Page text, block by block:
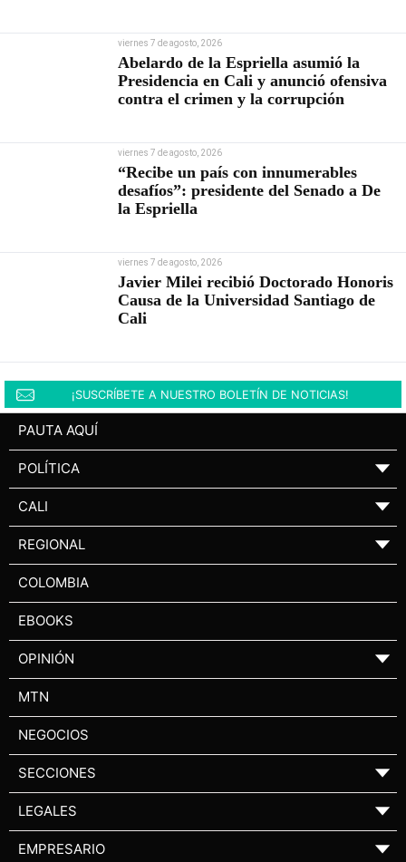
viernes 7 de agosto, 2026
Abelardo de la Espriella asumió la
Presidencia en Cali y anunció ofensiva
contra el crimen y la corrupción
viernes 7 de agosto, 2026
“Recibe un país con innumerables
desafíos”: presidente del Senado a De
la Espriella
viernes 7 de agosto, 2026
Javier Milei recibió Doctorado Honoris
Causa de la Universidad Santiago de
Cali
¡SUSCRÍBETE A NUESTRO BOLETÍN DE NOTICIAS!
PAUTA AQUÍ
POLÍTICA ▼
CALI ▼
REGIONAL ▼
COLOMBIA
EBOOKS
OPINIÓN ▼
MTN
NEGOCIOS
SECCIONES ▼
LEGALES ▼
EMPRESARIO ▼